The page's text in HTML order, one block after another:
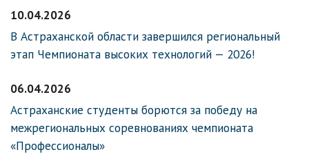
10.04.2026
В Астраханской области завершился региональный
этап Чемпионата высоких технологий — 2026!
06.04.2026
Астраханские студенты борются за победу на
межрегиональных соревнованиях чемпионата
«Профессионалы»